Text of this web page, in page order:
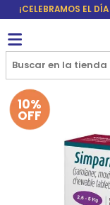
¡CELEBRAMOS EL
10%
OFF